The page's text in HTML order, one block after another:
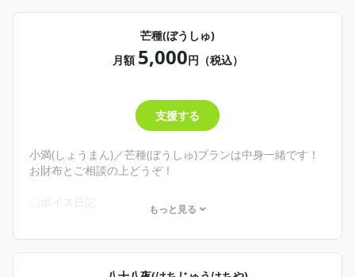
└おそらく月末更新。月イチ！
〇イラスト高画質
🌾こんな人にオススメ！🌾
・配信以外でわしの声が聞きたい！
・1ヶ月を労って欲しい！
・依頼したイラストや自撮りとかPCの壁紙にしたい！
不定期だけどボイス日記があがります。あと月末にこんな
ことがあったよね〜とか話して今日もお疲れ様！ってする
芒種(ぼうしゅ)
月額 5,000円（税込）
支援する
小満(しょうまん)／芒種(ぼうしゅ)プランは中身一緒です！
お財布とご相談の上どうぞ！
〇ボイス日記
└不定期更新。文字日記のボイス版！か、日記の深堀など。
もっと見る